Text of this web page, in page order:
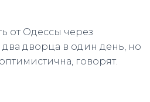
от Одессы через
дворца в один день, но
говорят.